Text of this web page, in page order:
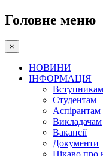
Головне меню
×
НОВИНИ
ІНФОРМАЦІЯ
Вступникам
Студентам
Аспірантам
Викладачам
Вакансії
Документи
Цікаво про